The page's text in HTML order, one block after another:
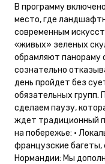
В программу
место, где
современным
«живых» зеленых
обрамляют панораму
сознательно
день пройдет без
обязательных групп.
сделаем паузу,
ждет традиционный
на побережье: •
французские багеты,
Нормандии: Мы